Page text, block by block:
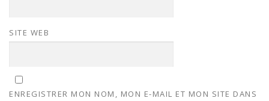
SITE WEB
ENREGISTRER MON NOM, MON E-MAIL ET MON SITE DANS